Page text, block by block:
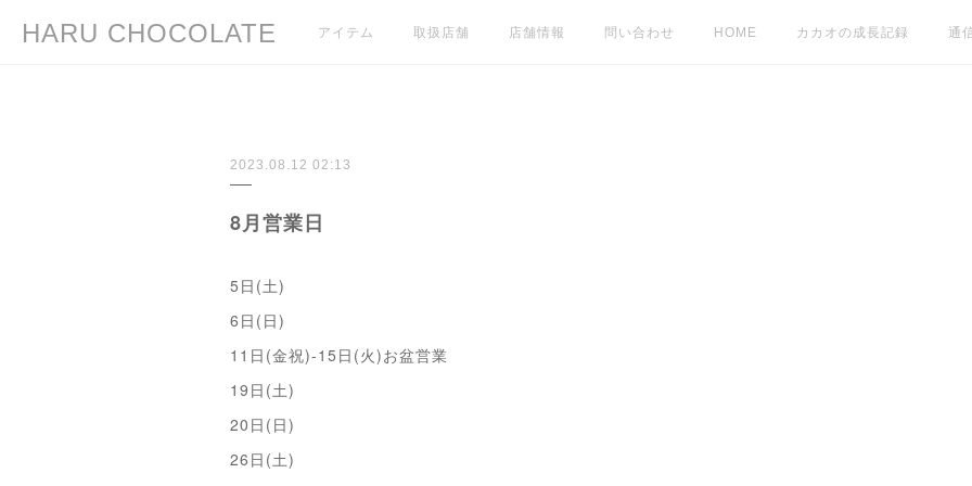
HARU CHOCOLATE アイテム 取扱店舗 店舗情報 問い合わせ HOME カカオの成長記録 通
2023.08.12 02:13
8月営業日
5日(土)
6日(日)
11日(金祝)-15日(火)お盆営業
19日(土)
20日(日)
26日(土)